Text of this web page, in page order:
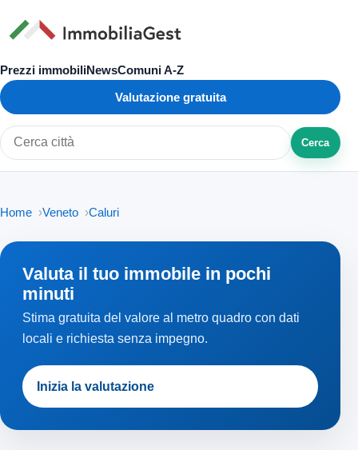
Prezzi immobiliNewsComuni A-Z
Valutazione gratuita
Cerca città o zona
Cerca
Home Veneto Caluri
Valuta il tuo immobile in pochi
minuti
Stima gratuita del valore al metro quadro con dati
locali e richiesta senza impegno.
Inizia la valutazione